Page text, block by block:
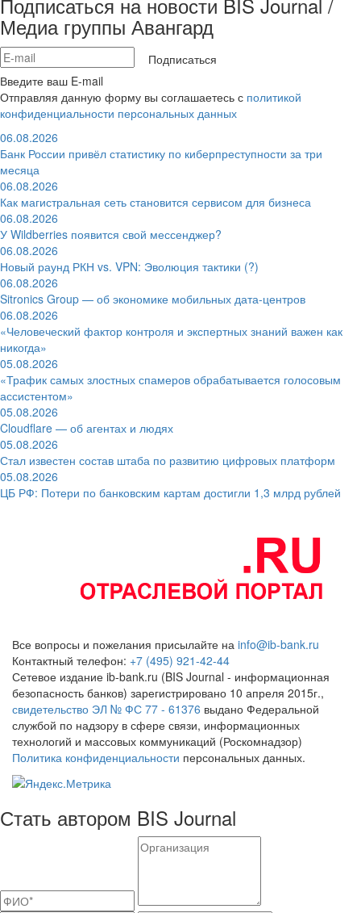
Медиа группы Авангард
Подписаться
Введите ваш E-mail
Отправляя данную форму вы соглашаетесь с политикой
конфиденциальности персональных данных
06.08.2026
Банк России привёл статистику по киберпреступности за три
месяца
06.08.2026
Как магистральная сеть становится сервисом для бизнеса
06.08.2026
У Wildberries появится свой мессенджер?
06.08.2026
Новый раунд РКН vs. VPN: Эволюция тактики (?)
06.08.2026
Sitronics Group — об экономике мобильных дата-центров
06.08.2026
«Человеческий фактор контроля и экспертных знаний важен как
никогда»
05.08.2026
«Трафик самых злостных спамеров обрабатывается голосовым
ассистентом»
05.08.2026
Cloudflare — об агентах и людях
05.08.2026
Стал известен состав штаба по развитию цифровых платформ
05.08.2026
ЦБ РФ: Потери по банковским картам достигли 1,3 млрд рублей
Все вопросы и пожелания присылайте на info@ib-bank.ru
Контактный телефон: +7 (495) 921-42-44
Сетевое издание ib-bank.ru (BIS Journal - информационная
безопасность банков) зарегистрировано 10 апреля 2015г.,
свидетельство ЭЛ № ФС 77 - 61376 выдано Федеральной
службой по надзору в сфере связи, информационных
технологий и массовых коммуникаций (Роскомнадзор)
Политика конфиденциальности персональных данных.
Стать автором BIS Journal